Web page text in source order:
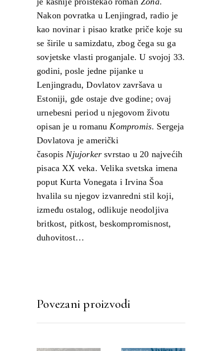
Nakon povratka u Lenjingrad, radio je
kao novinar i pisao kratke priče koje su
se širile u samizdatu, zbog čega su ga
sovjetske vlasti proganjale. U svojoj 33.
godini, posle jedne pijanke u
Lenjingradu, Dovlatov završava u
Estoniji, gde ostaje dve godine; ovaj
urnebesni period u njegovom životu
opisan je u romanu Kompromis. Sergeja
Dovlatova je američki
časopis Njujorkersvrstao u 20 najvećih
pisaca XX veka. Velika svetska imena
poput Kurta Vonegata i Irvina Šoa
hvalila su njegov izvanredni stil koji,
između ostalog, odlikuje neodoljiva
britkost, pitkost, beskompromisnost,
duhovitost…
Povezani proizvodi